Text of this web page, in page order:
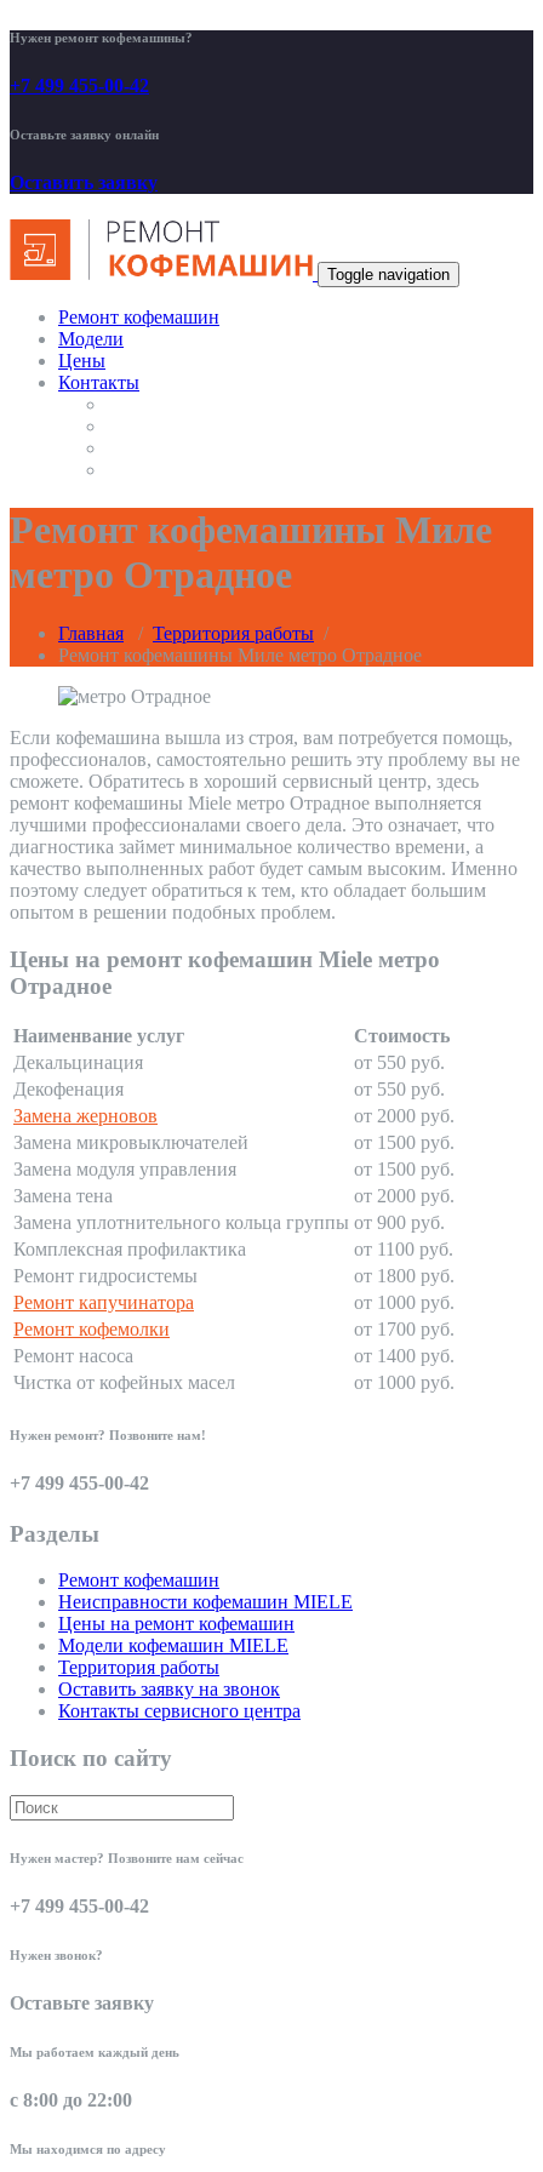
Нужен ремонт кофемашины?
+7 499 455-00-42
Оставьте заявку онлайн
Оставить заявку
Toggle navigation
Ремонт кофемашин
Модели
Цены
Контакты
Ремонт кофемашины Миле
метро Отрадное
Главная / Территория работы /
Ремонт кофемашины Миле метро Отрадное
Если кофемашина вышла из строя, вам потребуется помощь,
профессионалов, самостоятельно решить эту проблему вы не
сможете. Обратитесь в хороший сервисный центр, здесь
ремонт кофемашины Miele метро Отрадное выполняется
лучшими профессионалами своего дела. Это означает, что
диагностика займет минимальное количество времени, а
качество выполненных работ будет самым высоким. Именно
поэтому следует обратиться к тем, кто обладает большим
опытом в решении подобных проблем.
Цены на ремонт кофемашин Miele метро
Отрадное
Наименвание услуг
Стоимость
Декальцинация
от 550 руб.
Декофенация
от 550 руб.
Замена жерновов
от 2000 руб.
Замена микровыключателей
от 1500 руб.
Замена модуля управления
от 1500 руб.
Замена тена
от 2000 руб.
Замена уплотнительного кольца группы от 900 руб.
Комплексная профилактика
от 1100 руб.
Ремонт гидросистемы
от 1800 руб.
Ремонт капучинатора
от 1000 руб.
Ремонт кофемолки
от 1700 руб.
Ремонт насоса
от 1400 руб.
Чистка от кофейных масел
от 1000 руб.
Нужен ремонт? Позвоните нам!
+7 499 455-00-42
Разделы
Ремонт кофемашин
Неисправности кофемашин MIELE
Цены на ремонт кофемашин
Модели кофемашин MIELE
Территория работы
Оставить заявку на звонок
Контакты сервисного центра
Поиск по сайту
Нужен мастер? Позвоните нам сейчас
+7 499 455-00-42
Нужен звонок?
Оставьте заявку
Мы работаем каждый день
с 8:00 до 22:00
Мы находимся по адресу